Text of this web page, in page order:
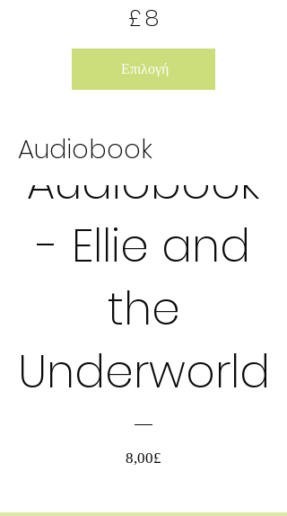
£8
Επιλογή
Audiobook
Audiobook
- Ellie and
the
Underworld
8,00£